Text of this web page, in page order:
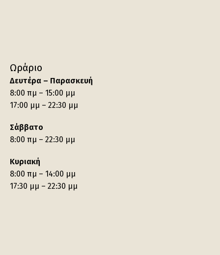
Ωράριο
Δευτέρα – Παρασκευή
8:00 πμ – 15:00 μμ
17:00 μμ – 22:30 μμ
Σάββατο
8:00 πμ – 22:30 μμ
Κυριακή
8:00 πμ – 14:00 μμ
17:30 μμ – 22:30 μμ